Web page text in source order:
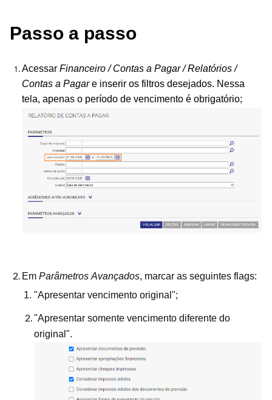
Passo a passo
Acessar Financeiro / Contas a Pagar / Relatórios /
Contas a Pagare inserir os filtros desejados. Nessa
tela, apenas o período de vencimento é obrigatório;
Em Parâmetros Avançados, marcar as seguintes flags:
"Apresentar vencimento original";
"Apresentar somente vencimento diferente do
original".